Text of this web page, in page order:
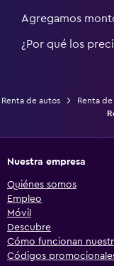
Agregamos
¿Por qué los
Renta de autos Renta
Nuestra empresa
Quiénes somos
Empleo
Móvil
Descubre
Cómo funcionan
Códigos